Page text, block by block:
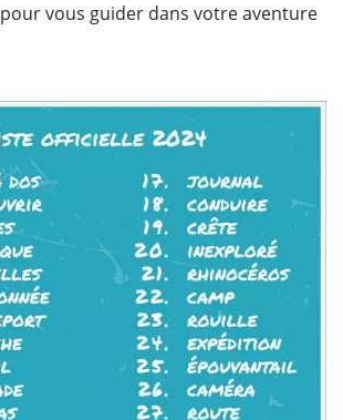
pour vous guider dans votre aventure